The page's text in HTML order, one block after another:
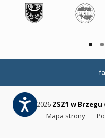
©2026 ZSZ1 w Brzegu
Mapa strony